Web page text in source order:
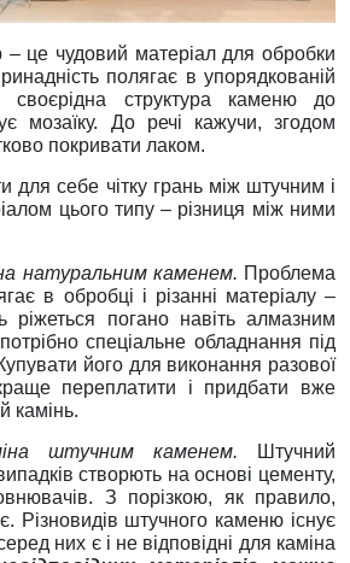
– це чудовий матеріал для обробки
полягає в упорядкованій
своєрідна структура каменю до
мозаїку. До речі кажучи, згодом
покривати лаком.
для себе чітку грань між штучним і
цього типу – різниця між ними
натуральним каменем. Проблема
в обробці і різанні матеріалу –
ріжеться погано навіть алмазним
спеціальне обладнання під
його для виконання разової
переплатити і придбати вже
камінь.
штучним каменем. Штучний
створють на основі цементу,
З порізкою, як правило,
Різновидів штучного каменю існує
них є і не відповідні для каміна